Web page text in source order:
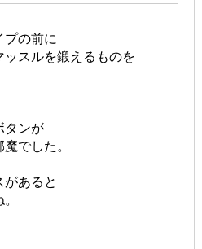
プの前に
ッスルを鍛えるものを
タンが
でした。
があると